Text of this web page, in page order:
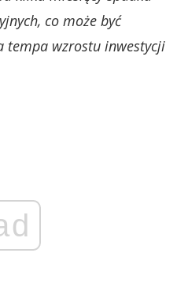
co może być
tempa wzrostu inwestycji